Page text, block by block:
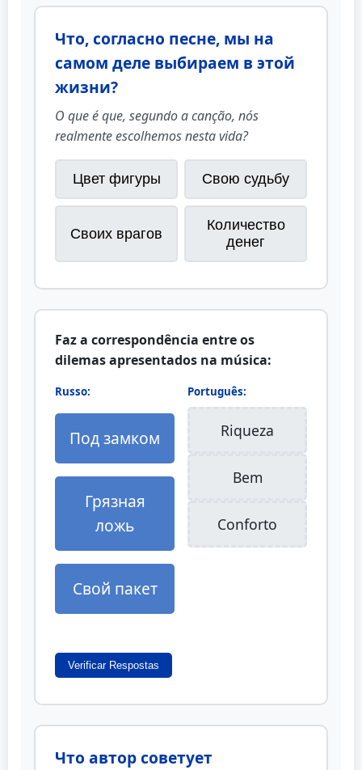
Что, согласно песне, мы на
самом деле выбираем в этой
жизни?
O que é que, segundo a canção, nós
realmente escolhemos nesta vida?
Цвет фигуры Свою судьбу
Своих врагов
Количество
денег
Faz a correspondência entre os
dilemas apresentados na música:
Russo:
Под замком
Грязная
ложь
Свой пакет
Português:
Riqueza
Bem
Conforto
Verificar Respostas
Что автор советует